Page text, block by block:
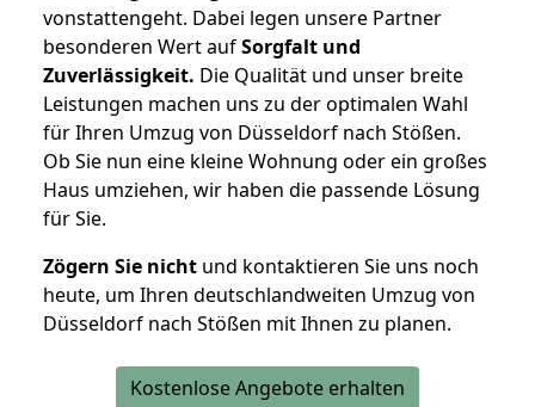
vonstattengeht. Dabei legen unsere Partner
besonderen Wert aufSorgfalt und
Zuverlässigkeit. Die Qualität und unser breite
Leistungen machen uns zu der optimalen Wahl
für Ihren Umzug von Düsseldorf nach Stößen.
Ob Sie nun eine kleine Wohnung oder ein großes
Haus umziehen, wir haben die passende Lösung
für Sie.
Zögern Sie nicht und kontaktieren Sie uns noch
heute, um Ihren deutschlandweiten Umzug von
Düsseldorf nach Stößen mit Ihnen zu planen.
Kostenlose Angebote erhalten